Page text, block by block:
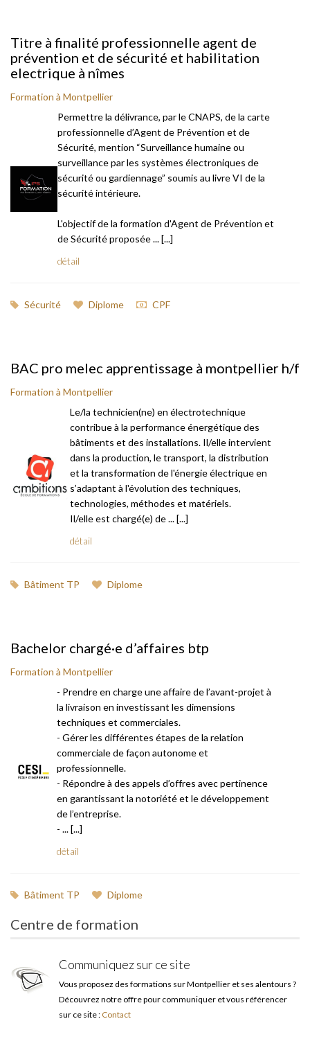
Titre à finalité professionnelle agent de
prévention et de sécurité et habilitation
electrique à nîmes
Formation à Montpellier
Permettre la délivrance, par le CNAPS, de la carte
professionnelle d’Agent de Prévention et de
Sécurité, mention “Surveillance humaine ou
surveillance par les systèmes électroniques de
sécurité ou gardiennage” soumis au livre VI de la
sécurité intérieure.
L'objectif de la formation d'Agent de Prévention et
de Sécurité proposée ... [...]
détail
Sécurité Diplome CPF
BAC pro melec apprentissage à montpellier h/f
Formation à Montpellier
Le/la technicien(ne) en électrotechnique
contribue à la performance énergétique des
bâtiments et des installations. Il/elle intervient
dans la production, le transport, la distribution
et la transformation de l'énergie électrique en
s’adaptant à l'évolution des techniques,
technologies, méthodes et matériels.
Il/elle est chargé(e) de ... [...]
détail
Bâtiment TP Diplome
Bachelor chargé·e d’affaires btp
Formation à Montpellier
- Prendre en charge une affaire de l’avant-projet à
la livraison en investissant les dimensions
techniques et commerciales.
- Gérer les différentes étapes de la relation
commerciale de façon autonome et
professionnelle.
- Répondre à des appels d’offres avec pertinence
en garantissant la notoriété et le développement
de l’entreprise.
- ... [...]
détail
Bâtiment TP Diplome
Centre de formation
Communiquez sur ce site
Vous proposez des formations sur Montpellier et ses alentours ?
Découvrez notre offre pour communiquer et vous référencer
sur ce site : Contact